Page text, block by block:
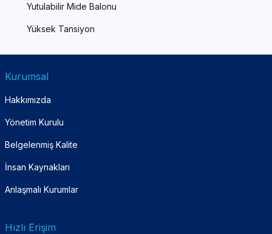
Yutulabilir Mide Balonu
Yüksek Tansiyon
Kurumsal
Hakkımızda
Yönetim Kurulu
Belgelenmiş Kalite
İnsan Kaynakları
Anlaşmalı Kurumlar
Hızlı Erişim